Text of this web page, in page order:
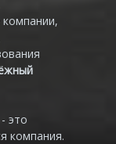
- это
компания.